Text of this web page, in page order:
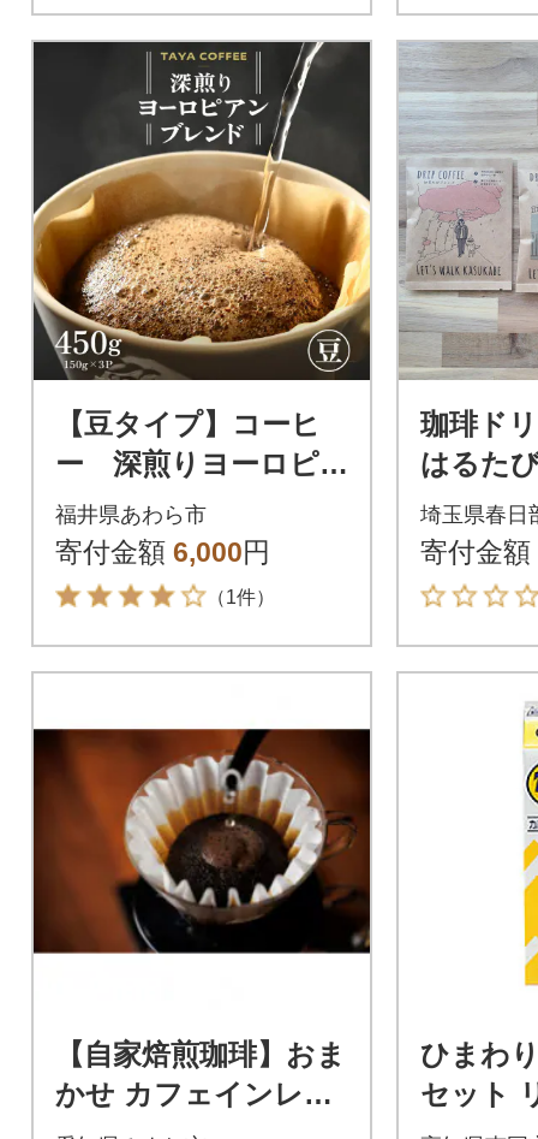
【豆タイプ】コーヒ
ー 深煎りヨーロピ
アンブレンド150g×3
袋(計450g)
福井県あわら市
寄付金額 6,000円
（1件）
珈琲ド
はるた
散歩カ
埼玉県春日
寄付金額
【自家焙煎珈琲】おま
かせ カフェインレス
ひまわ
セット